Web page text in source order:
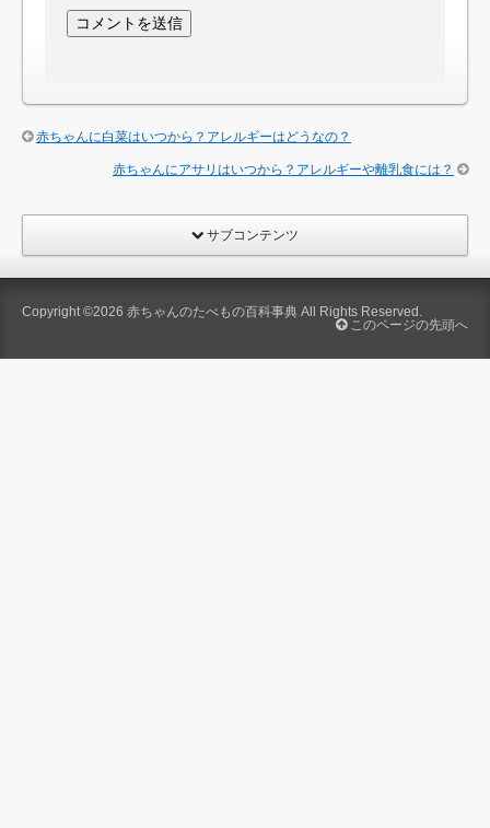
赤ちゃんに白菜はいつから？アレルギーはどうなの？
赤ちゃんにアサリはいつから？アレルギーや離乳食には？
サブコンテンツ
Copyright ©2026 赤ちゃんのたべもの百科事典 All Rights Reserved.
このページの先頭へ